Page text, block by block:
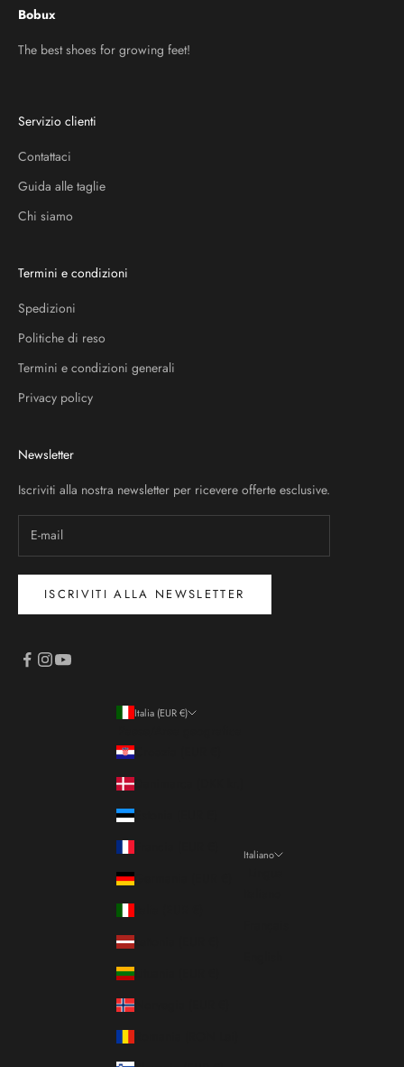
Bobux
The best shoes for growing feet!
Servizio clienti
Contattaci
Guida alle taglie
Chi siamo
Termini e condizioni
Spedizioni
Politiche di reso
Termini e condizioni generali
Privacy policy
Newsletter
Iscriviti alla nostra newsletter per ricevere offerte esclusive.
ISCRIVITI ALLA NEWSLETTER
Italia (EUR €)
Croazia (EUR €)
Danimarca (DKK kr.)
Estonia (EUR €)
Francia (EUR €)
Germania (EUR €)
Italia (EUR €)
Lettonia (EUR €)
Lituania (EUR €)
Norvegia (EUR €)
Romania (RON Lei)
Italiano